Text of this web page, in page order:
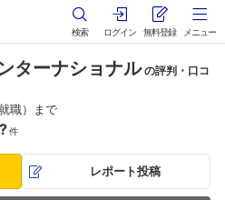
検索 ログイン 無料登録 メニュー
ターナショナル の評判・口コ
職）まで
件
レポート投稿